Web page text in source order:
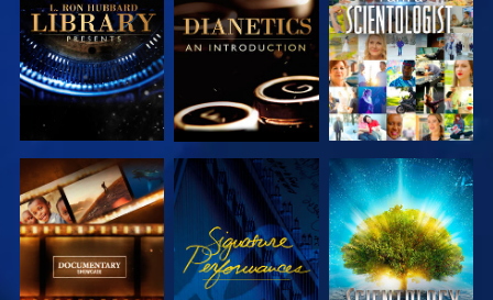
ENTDECKEN
ENTDECKEN
SERIE
ENTDECKEN
ANSEHEN
SERIE
ENTDECKEN